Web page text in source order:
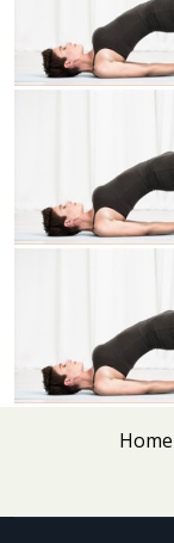
Home